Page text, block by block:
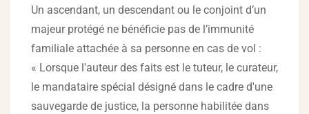
Un ascendant, un descendant ou le conjoint d’un
majeur protégé ne bénéficie pas de l’immunité
familiale attachée à sa personne en cas de vol :
« Lorsque l'auteur des faits est le tuteur, le curateur,
le mandataire spécial désigné dans le cadre d'une
sauvegarde de justice, la personne habilitée dans